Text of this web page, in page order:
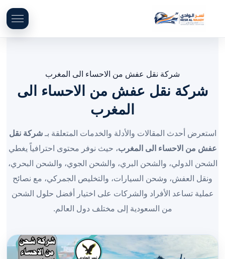
شركة نقل عفش من الاحساء الى المغرب
شركة نقل عفش من الاحساء الى
المغرب
استعرض أحدث المقالات والأدلة والخدمات المتعلقة بـشركة نقل
عفش من الاحساء الى المغرب، حيث نوفر محتوى احترافياً يغطي
الشحن الدولي، والشحن البري، والشحن الجوي، والشحن البحري،
ونقل العفش، وشحن السيارات، والتخليص الجمركي، مع نصائح
عملية تساعد الأفراد والشركات على اختيار أفضل حلول الشحن
من السعودية إلى مختلف دول العالم.